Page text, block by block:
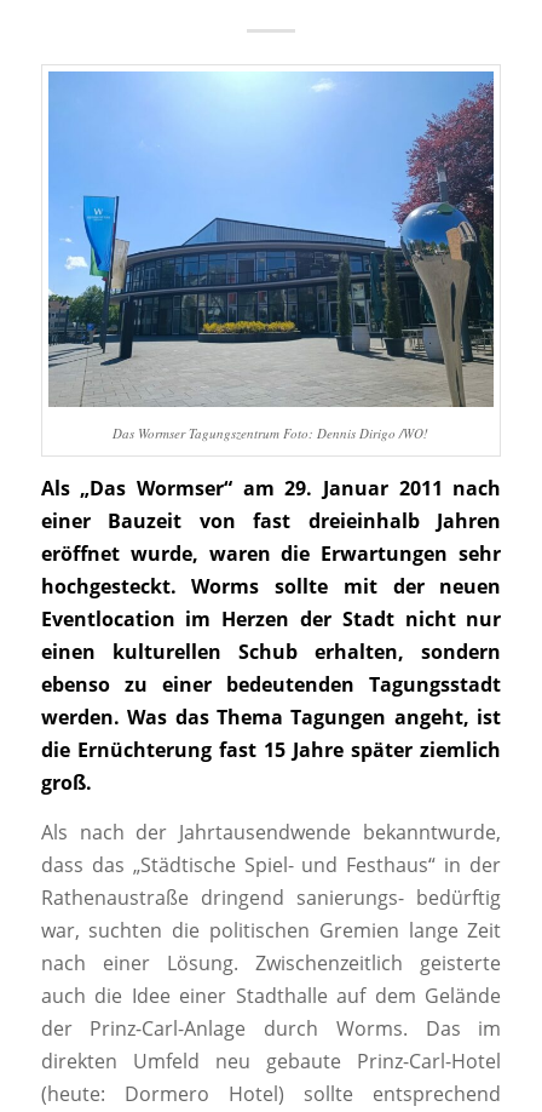
Das Wormser Tagungszentrum Foto: Dennis Dirigo /WO!
Als „Das Wormser“ am 29. Januar 2011 nach
einer Bauzeit von fast dreieinhalb Jahren
eröffnet wurde, waren die Erwartungen sehr
hochgesteckt. Worms sollte mit der neuen
Eventlocation im Herzen der Stadt nicht nur
einen kulturellen Schub erhalten, sondern
ebenso zu einer bedeutenden Tagungsstadt
werden. Was das Thema Tagungen angeht, ist
die Ernüchterung fast 15 Jahre später ziemlich
groß.
Als nach der Jahrtausendwende bekanntwurde,
dass das „Städtische Spiel- und Festhaus“ in der
Rathenaustraße dringend sanierungs- bedürftig
war, suchten die politischen Gremien lange Zeit
nach einer Lösung. Zwischenzeitlich geisterte
auch die Idee einer Stadthalle auf dem Gelände
der Prinz-Carl-Anlage durch Worms. Das im
direkten Umfeld neu gebaute Prinz-Carl-Hotel
(heute: Dormero Hotel) sollte entsprechend